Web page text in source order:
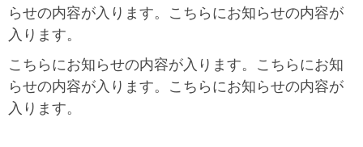
らせの内容が入ります。こちらにお知らせの内容が
入ります。
こちらにお知らせの内容が入ります。こちらにお知
らせの内容が入ります。こちらにお知らせの内容が
入ります。